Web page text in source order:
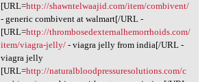
[URL=http://shawntelwaajid.com/item/combivent/
- generic combivent at walmart[/URL -
[URL=http://thrombosedexternalhemorrhoids.com/
item/viagra-jelly/- viagra jelly from india[/URL -
viagra jelly
[URL=http://naturalbloodpressuresolutions.com/c